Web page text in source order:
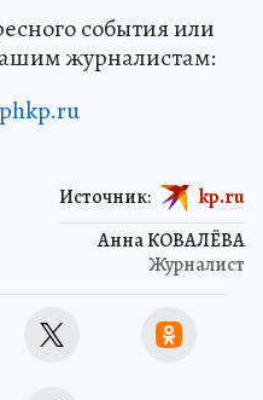
события или
журналистам:
Анна КОВАЛЁВА
Журналист
Источник: kp.ru